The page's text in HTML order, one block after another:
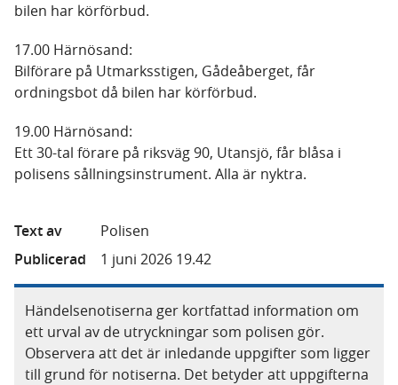
bilen har körförbud.
17.00 Härnösand:
Bilförare på Utmarksstigen, Gådeåberget, får
ordningsbot då bilen har körförbud.
19.00 Härnösand:
Ett 30-tal förare på riksväg 90, Utansjö, får blåsa i
polisens sållningsinstrument. Alla är nyktra.
Text av
Polisen
Publicerad
1 juni 2026 19.42
Händelsenotiserna ger kortfattad information om
ett urval av de utryckningar som polisen gör.
Observera att det är inledande uppgifter som ligger
till grund för notiserna. Det betyder att uppgifterna